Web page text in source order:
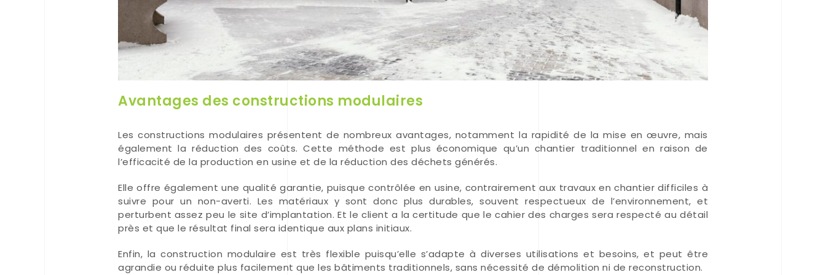
Avantages des constructions modulaires
Les constructions modulaires présentent de nombreux avantages, notamment la rapidité de la mise en œuvre, mais
également la réduction des coûts. Cette méthode est plus économique qu’un chantier traditionnel en raison de
l’efficacité de la production en usine et de la réduction des déchets générés.
Elle offre également une qualité garantie, puisque contrôlée en usine, contrairement aux travaux en chantier difficiles à
suivre pour un non-averti. Les matériaux y sont donc plus durables, souvent respectueux de l’environnement, et
perturbent assez peu le site d’implantation. Et le client a la certitude que le cahier des charges sera respecté au détail
près et que le résultat final sera identique aux plans initiaux.
Enfin, la construction modulaire est très flexible puisqu’elle s’adapte à diverses utilisations et besoins, et peut être
agrandie ou réduite plus facilement que les bâtiments traditionnels, sans nécessité de démolition ni de reconstruction.